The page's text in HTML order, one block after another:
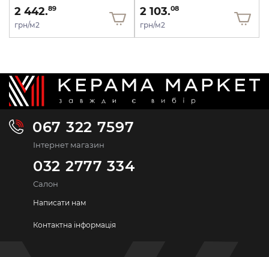
2 442.89
грн/м2
2 103.08
грн/м2
067 322 7597
Інтернет магазин
032 2777 334
Салон
Написати нам
Контактна інформація